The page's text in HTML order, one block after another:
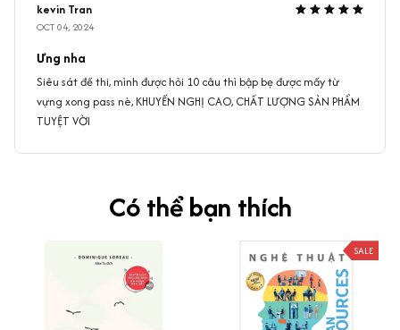
kevin Tran
OCT 04, 2024
Ưng nha
Siêu sát đề thi, mình được hỏi 10 câu thì bập bẹ được mấy từ
vựng xong pass nè, KHUYẾN NGHỊ CAO, CHẤT LƯỢNG SẢN PHẨM
TUYỆT VỜI
Có thể bạn thích
SALE